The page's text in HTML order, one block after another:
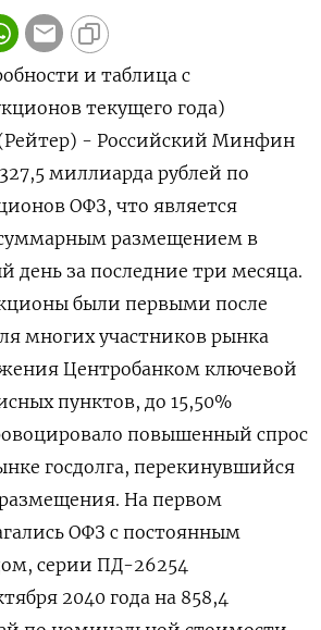
и таблица с
текущего года)
- Российский Минфин
миллиарда рублей по
ОФЗ, что является
размещением в
день за последние три месяца.
были первыми после
многих участников рынка
Центробанком ключевой
пунктов, до 15,50%
повышенный спрос
госдолга, перекинувшийся
На первом
ОФЗ с постоянным
серии ПД-26254
2040 года на 858,4